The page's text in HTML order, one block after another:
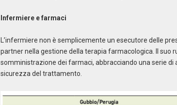
Infermiere e farmaci
L’infermiere non è semplicemente un esecutore delle
partner nella gestione della terapia farmacologica. Il suo
somministrazione dei farmaci, abbracciando una serie di
sicurezza del trattamento.